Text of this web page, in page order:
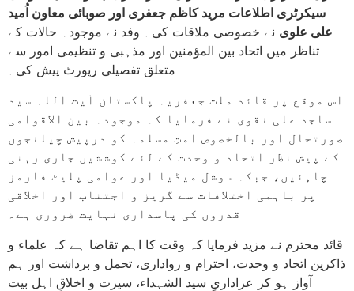
سیکرٹری اطلاعات مرید کاظم جعفری اور صوبائی معاون اُمید
علی علوی نے خصوصی ملاقات کی۔ وفد نے موجودہ حالات کے
تناظر میں اتحاد بین المؤمنین اور مذہبی و تنظیمی امور سے
متعلق تفصیلی رپورٹ پیش کی۔
اس موقع پر قائد ملت جعفریہ پاکستان آیت اللہ سید
ساجد علی نقوی نے فرمایا کہ موجودہ بین الاقوامی
صورتحال اور بالخصوص امتِ مسلمہ کو درپیش چیلنجوں
کے پیش نظر اتحاد و وحدت کے لئے کوششیں جاری رہنی
چاہئیں، جبکہ سوشل میڈیا اور عوامی پلیٹ فارمز
پر باہمی اختلافات سے گریز و اجتناب اور اخلاقی
قدروں کی پاسداری نہایت ضروری ہے۔
قائد محترم نے مزید فرمایا کہ وقت کا اہم تقاضا ہے کہ علماء و
ذاکرین اتحاد و وحدت، احترام و رواداری، تحمل و برداشت اور ہم
آواز ہو کر عزاداریِ سید الشہداء، سیرت و اخلاقِ اہل بیت